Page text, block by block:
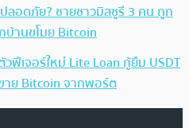
ปลอดภัย? ชายชาวมิสซูรี 3 คน ถูก
านขโมย Bitcoin
วฟีเจอร์ใหม่ Lite Loan กู้ยืม USDT
าย Bitcoin จากพอร์ต